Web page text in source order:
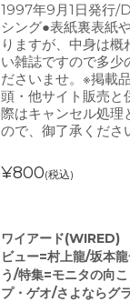
1997年9月1日発行/
シング●表紙裏表紙
りますが、中身は
い雑誌ですので多少
ださいませ。※掲載
頭・他サイト販売と
際はキャンセル処理
ので、御了承くださ
¥800(税込)
ワイアード(WIRED)
ビュー=村上龍/坂本
う/特集=モニタの向
プ・ゲオ/さよならグ